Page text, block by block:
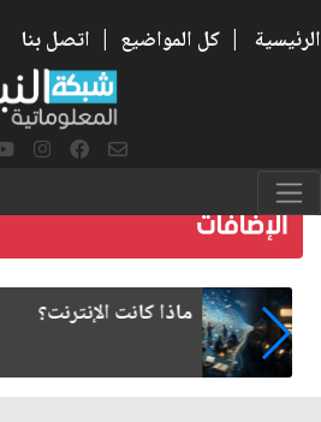
الرئيسية | كل المواضيع | اتصل بنا
ماذا كانت الإنترنت؟